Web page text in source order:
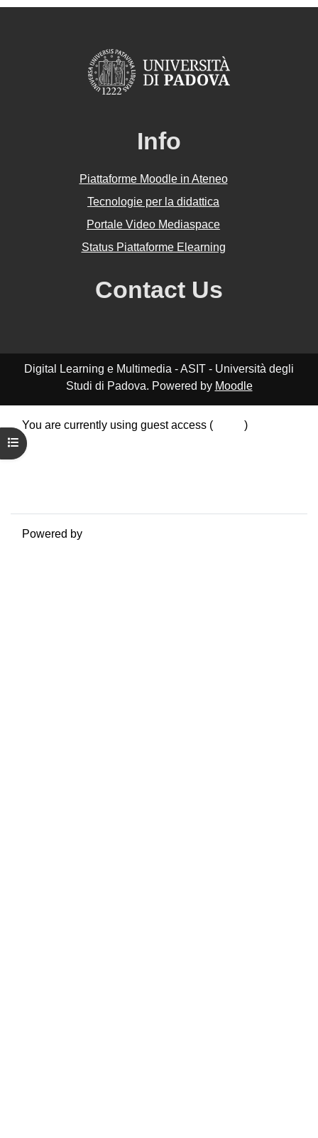
Open course index
Info
Piattaforme Moodle in Ateneo
Tecnologie per la didattica
Portale Video Mediaspace
Status Piattaforme Elearning
Contact Us
Digital Learning e Multimedia - ASIT - Università degli
Studi di Padova. Powered by Moodle
You are currently using guest access (
)
Data retention summary
Policies
Powered by